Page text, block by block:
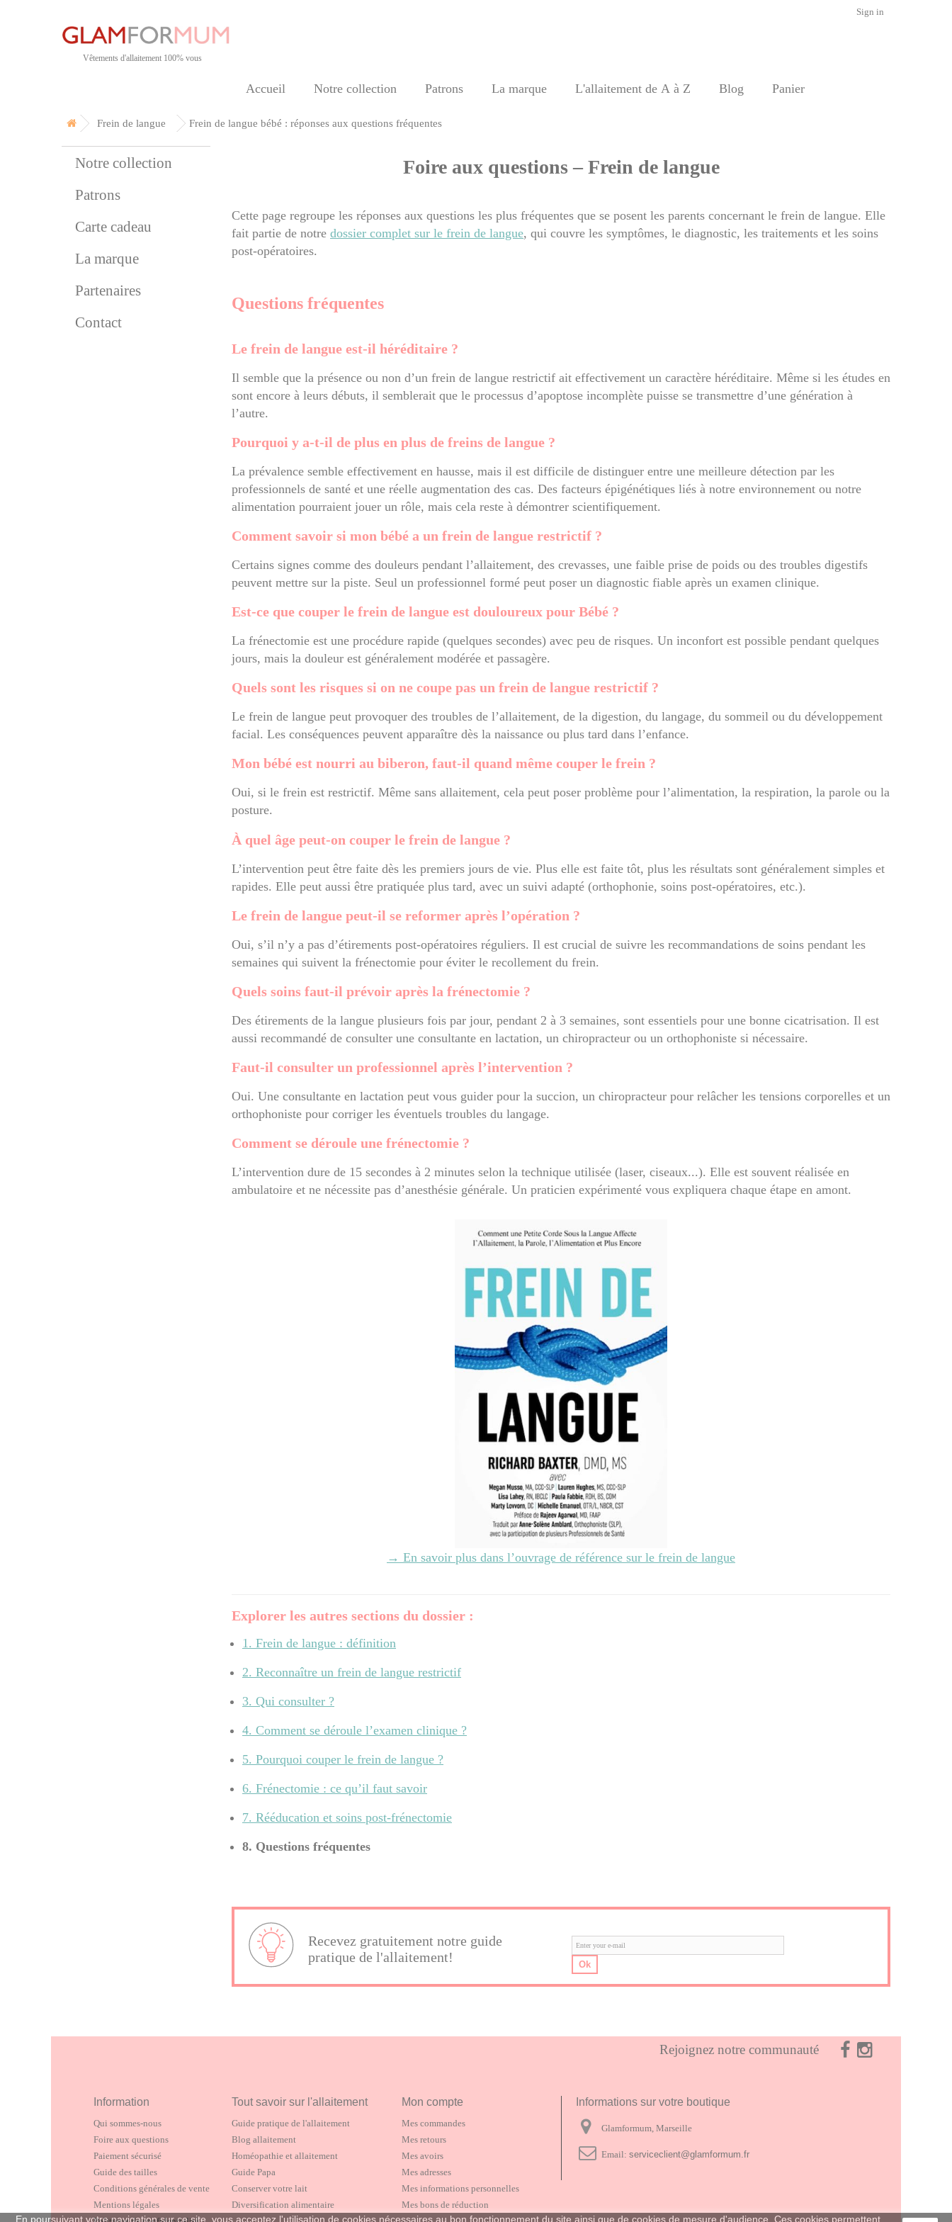
En poursuivant votre navigation sur ce site, vous acceptez l'utilisation de cookies nécessaires au bon fonctionnement du site ainsi que de cookies de mesure d'audience. Ces cookies permettent
Sign in
Vêtements d'allaitement 100% vous
Accueil Notre collection Patrons La marque L'allaitement de A à Z Blog Panier
Frein de langue Frein de langue bébé : réponses aux questions fréquentes
Notre collection
Patrons
Carte cadeau
La marque
Partenaires
Contact
Foire aux questions – Frein de langue
Cette page regroupe les réponses aux questions les plus fréquentes que se posent les parents concernant le frein de langue. Elle
fait partie de notre dossier complet sur le frein de langue, qui couvre les symptômes, le diagnostic, les traitements et les soins
post-opératoires.
Questions fréquentes
Le frein de langue est-il héréditaire ?
Il semble que la présence ou non d’un frein de langue restrictif ait effectivement un caractère héréditaire. Même si les études en
sont encore à leurs débuts, il semblerait que le processus d’apoptose incomplète puisse se transmettre d’une génération à
l’autre.
Pourquoi y a-t-il de plus en plus de freins de langue ?
La prévalence semble effectivement en hausse, mais il est difficile de distinguer entre une meilleure détection par les
professionnels de santé et une réelle augmentation des cas. Des facteurs épigénétiques liés à notre environnement ou notre
alimentation pourraient jouer un rôle, mais cela reste à démontrer scientifiquement.
Comment savoir si mon bébé a un frein de langue restrictif ?
Certains signes comme des douleurs pendant l’allaitement, des crevasses, une faible prise de poids ou des troubles digestifs
peuvent mettre sur la piste. Seul un professionnel formé peut poser un diagnostic fiable après un examen clinique.
Est-ce que couper le frein de langue est douloureux pour Bébé ?
La frénectomie est une procédure rapide (quelques secondes) avec peu de risques. Un inconfort est possible pendant quelques
jours, mais la douleur est généralement modérée et passagère.
Quels sont les risques si on ne coupe pas un frein de langue restrictif ?
Le frein de langue peut provoquer des troubles de l’allaitement, de la digestion, du langage, du sommeil ou du développement
facial. Les conséquences peuvent apparaître dès la naissance ou plus tard dans l’enfance.
Mon bébé est nourri au biberon, faut-il quand même couper le frein ?
Oui, si le frein est restrictif. Même sans allaitement, cela peut poser problème pour l’alimentation, la respiration, la parole ou la
posture.
À quel âge peut-on couper le frein de langue ?
L’intervention peut être faite dès les premiers jours de vie. Plus elle est faite tôt, plus les résultats sont généralement simples et
rapides. Elle peut aussi être pratiquée plus tard, avec un suivi adapté (orthophonie, soins post-opératoires, etc.).
Le frein de langue peut-il se reformer après l’opération ?
Oui, s’il n’y a pas d’étirements post-opératoires réguliers. Il est crucial de suivre les recommandations de soins pendant les
semaines qui suivent la frénectomie pour éviter le recollement du frein.
Quels soins faut-il prévoir après la frénectomie ?
Des étirements de la langue plusieurs fois par jour, pendant 2 à 3 semaines, sont essentiels pour une bonne cicatrisation. Il est
aussi recommandé de consulter une consultante en lactation, un chiropracteur ou un orthophoniste si nécessaire.
Faut-il consulter un professionnel après l’intervention ?
Oui. Une consultante en lactation peut vous guider pour la succion, un chiropracteur pour relâcher les tensions corporelles et un
orthophoniste pour corriger les éventuels troubles du langage.
Comment se déroule une frénectomie ?
L’intervention dure de 15 secondes à 2 minutes selon la technique utilisée (laser, ciseaux...). Elle est souvent réalisée en
ambulatoire et ne nécessite pas d’anesthésie générale. Un praticien expérimenté vous expliquera chaque étape en amont.
→ En savoir plus dans l’ouvrage de référence sur le frein de langue
Explorer les autres sections du dossier :
1. Frein de langue : définition
2. Reconnaître un frein de langue restrictif
3. Qui consulter ?
4. Comment se déroule l’examen clinique ?
5. Pourquoi couper le frein de langue ?
6. Frénectomie : ce qu’il faut savoir
7. Rééducation et soins post-frénectomie
8. Questions fréquentes
Recevez gratuitement notre guide
pratique de l'allaitement!
Ok
Rejoignez notre communauté
Information
Qui sommes-nous
Foire aux questions
Paiement sécurisé
Guide des tailles
Conditions générales de vente
Mentions légales
Tout savoir sur l'allaitement
Guide pratique de l'allaitement
Blog allaitement
Homéopathie et allaitement
Guide Papa
Conserver votre lait
Diversification alimentaire
Mon compte
Mes commandes
Mes retours
Mes avoirs
Mes adresses
Mes informations personnelles
Mes bons de réduction
Informations sur votre boutique
Glamformum, Marseille
Email: serviceclient@glamformum.fr